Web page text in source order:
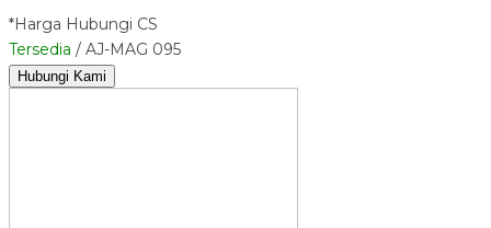
*Harga Hubungi CS
Tersedia / AJ-MAG 095
Hubungi Kami